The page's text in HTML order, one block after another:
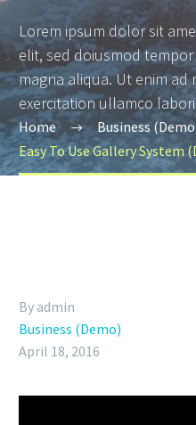
Lorem ipsum dolor sit
elit, sed doiusmod
magna aliqua. Ut enim ad
exercitation ullamco
Home
Business
Easy To Use Gallery System
By admin
Business (Demo)
April 18, 2016